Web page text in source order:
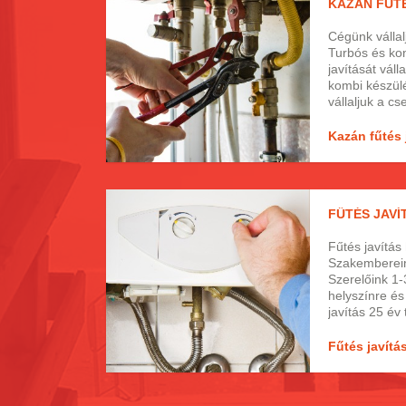
minket és
KAZÁN
Cégünk
Turbós és
javítását
kombi
vállaljuk a
fontos, hogy
problémákat
Kazán fűtés
FŰTÉS
Fűtés javítás
Szerelőink
helyszínre
javítás 25 év
Fűtés